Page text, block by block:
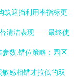
筑遮挡利用率指标更
替清洁表现——最终使
数.错位策略：园区
感相错才拉低的双